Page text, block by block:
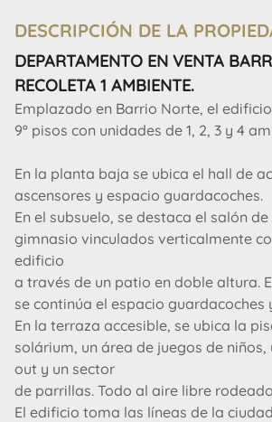
DESCRIPCIÓN DE LA
DEPARTAMENTO EN VENTA
RECOLETA 1 AMBIENTE.
Emplazado en Barrio Norte, el
9º pisos con unidades de 1, 2, 3 y 4
En la planta baja se ubica el hall de
ascensores y espacio guardacoches.
En el subsuelo, se destaca el salón
gimnasio vinculados verticalmente
edificio
a través de un patio en doble altura.
se continúa el espacio guardacoches
En la terraza accesible, se ubica la
solárium, un área de juegos de niños,
out y un sector
de parrillas. Todo al aire libre
El edificio toma las líneas de la